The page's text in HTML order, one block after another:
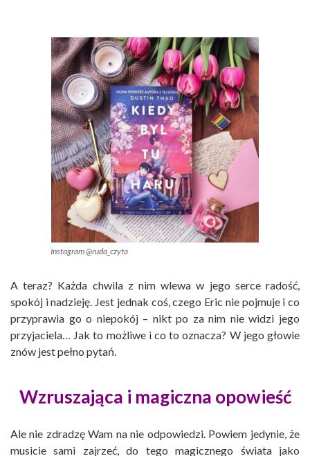
Instagram @ruda_czyta
A teraz? Każda chwila z nim wlewa w jego serce radość,
spokój i nadzieję. Jest jednak coś, czego Eric nie pojmuje i co
przyprawia go o niepokój – nikt po za nim nie widzi jego
przyjaciela… Jak to możliwe i co to oznacza? W jego głowie
znów jest pełno pytań.
Wzruszająca i magiczna opowieść
Ale nie zdradzę Wam na nie odpowiedzi. Powiem jedynie, że
musicie sami zajrzeć, do tego magicznego świata jako